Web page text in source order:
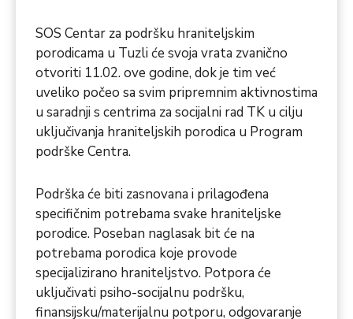
SOS Centar za podršku hraniteljskim
porodicama u Tuzli će svoja vrata zvanično
otvoriti 11.02. ove godine, dok je tim već
uveliko počeo sa svim pripremnim aktivnostima
u saradnji s centrima za socijalni rad TK u cilju
uključivanja hraniteljskih porodica u Program
podrške Centra.
Podrška će biti zasnovana i prilagođena
specifičnim potrebama svake hraniteljske
porodice. Poseban naglasak bit će na
potrebama porodica koje provode
specijalizirano hraniteljstvo. Potpora će
uključivati ​​psiho-socijalnu podršku,
finansijsku/materijalnu potporu, odgovaranje